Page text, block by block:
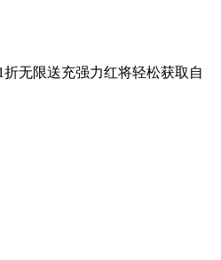
折无限送充强力红将轻松获取自